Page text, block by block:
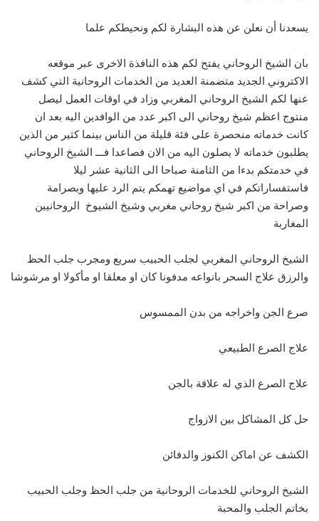
يسعدنا أن نعلن عن هذه البشارة لكم ونحيطكم علما
بان الشيخ الروحاني يفتح لكم هذه النافذة الاخرى عبر موقعه
الاكتروني الجديد متضمنة العديد من الخدمات الروحانية التي كشف
عنها لكم الشيخ الروحاني المغربي وزاد في اوقات العمل ليصل
منتوج اعظم شيخ روحاني الى اكبر عدد من الوافدين اليه بعد ان
كانت خدماته منحصرة على فئة قليلة من الناس بينما كثير من الذين
يطلبون خدماته لا يصلون اليه من الان فصاعدا فـــ الشيخ الروحاني
في خدمتكم بدءا من الثامنة صباحا الى الثانية عشر ليلا
فاستفساراتكم في اي مواضيع تهمكم يتم الرد عليها وبصرامة
وصراحة من اكبر شيخ روحاني مغربي وشيخ الشيوخ الروحانيين
المغاربة
الشيخ الروحاني المغربي لجلب الحبيب سريع ومجرب جلب الحظ
والرزق علاج السحر بانواعه مدفونا كان او معلقا او مأكولا او مرشوشا
صرع الجن واخراجه من بدن الممسوس
علاج الصرع الطبيعي
علاج الصرع الذي له علاقة بالجن
حل كل المشاكل بين الازواج
الكشف عن اماكن الكنوز والدفائن
الشيخ الروحاني للخدمات الروحانية من جلب الحظ وجلب الحبيب
بخاتم الجلب والمحبة